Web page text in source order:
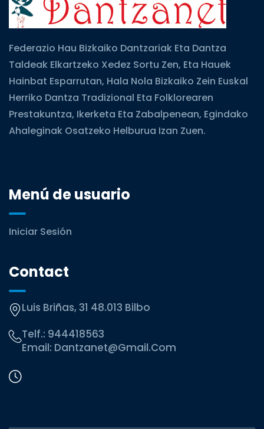
Federazio Hau Bizkaiko Dantzariak Eta Dantza
Taldeak Elkartzeko Xedez Sortu Zen, Eta Hauek
Hainbat Esparrutan, Hala Nola Bizkaiko Zein Euskal
Herriko Dantza Tradizional Eta Folklorearen
Prestakuntza, Ikerketa Eta Zabalpenean, Egindako
Ahaleginak Osatzeko Helburua Izan Zuen.
Menú de usuario
Iniciar Sesión
Contact
Luis Briñas, 31 48.013 Bilbo
Telf.: 944418563
Email: Dantzanet@gmail.com